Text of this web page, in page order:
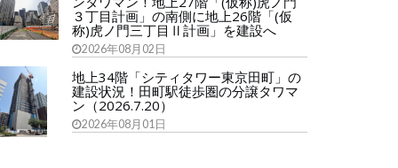
３丁目計画」の南側に地上26階「(仮
称)虎ノ門三丁目Ⅱ計画」を建設へ
2026年08月02日
地上34階「シティタワー東京田町」の
建設状況！田町駅徒歩圏の分譲タワマ
ン（2026.7.20）
2026年08月01日